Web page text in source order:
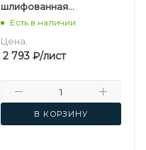
шлифованная
березовая
Есть в наличии
Цена:
2 793₽/лист
В КОРЗИНУ